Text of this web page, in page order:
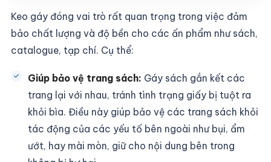
Keo gáy đóng vai trò rất quan trọng trong việc đảm
bảo chất lượng và độ bền cho các ấn phẩm như sách,
catalogue, tạp chí. Cụ thể:
Giúp bảo vệ trang sách: Gáy sách gắn kết các
trang lại với nhau, tránh tình trạng giấy bị tuột ra
khỏi bìa. Điều này giúp bảo vệ các trang sách khỏi
tác động của các yếu tố bên ngoài như bụi, ẩm
ướt, hay mài mòn, giữ cho nội dung bên trong